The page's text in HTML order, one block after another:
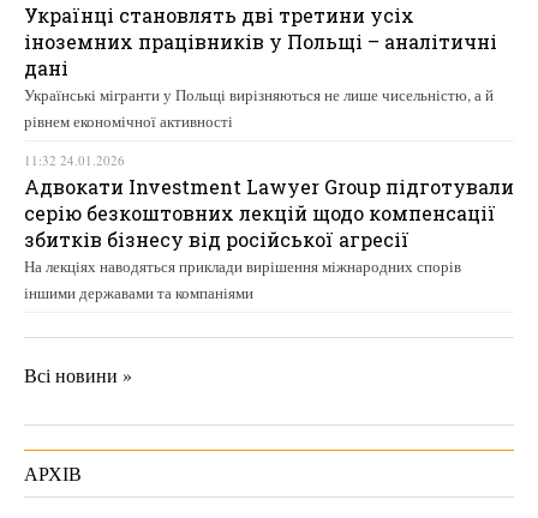
Українці становлять дві третини усіх
іноземних працівників у Польщі – аналітичні
дані
Українські мігранти у Польщі вирізняються не лише чисельністю, а й
рівнем економічної активності
11:32 24.01.2026
Адвокати Investment Lawyer Group підготували
серію безкоштовних лекцій щодо компенсації
збитків бізнесу від російської агресії
На лекціях наводяться приклади вирішення міжнародних спорів
іншими державами та компаніями
Всі новини »
АРХІВ